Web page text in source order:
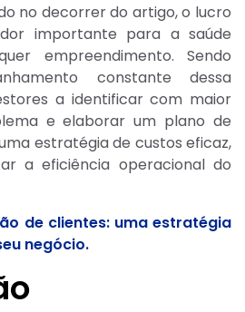
no decorrer do artigo, o lucro
importante para a saúde
empreendimento. Sendo
constante dessa
a identificar com maior
e elaborar um plano de
estratégia de custos eficaz,
a eficiência operacional do
de clientes: uma estratégia
negócio.